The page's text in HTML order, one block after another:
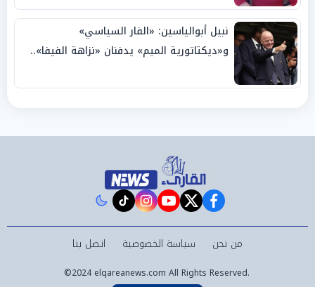
نبيل أبوالياسين: «الفار السياسي»
و«ديكتاتورية الميم» يدفنان «نزاهة الفيفا»..
facebook
twitter
youtube
instagram
tiktok
من نحن سياسة الخصوصية اتصل بنا
©2024 elqareanews.com All Rights Reserved.